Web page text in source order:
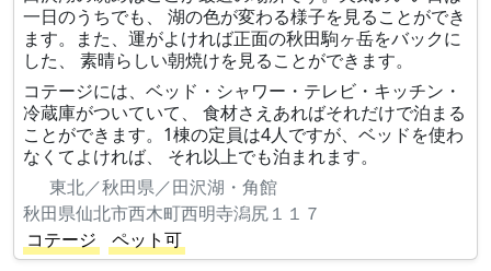
一日のうちでも、 湖の色が変わる様子を見ることができ
ます。また、運がよければ正面の秋田駒ヶ岳をバックに
した、 素晴らしい朝焼けを見ることができます。
コテージには、ベッド・シャワー・テレビ・キッチン・
冷蔵庫がついていて、 食材さえあればそれだけで泊まる
ことができます。1棟の定員は4人ですが、ベッドを使わ
なくてよければ、 それ以上でも泊まれます。
東北／秋田県／田沢湖・角館
秋田県仙北市西木町西明寺潟尻１１７
コテージ
ペット可